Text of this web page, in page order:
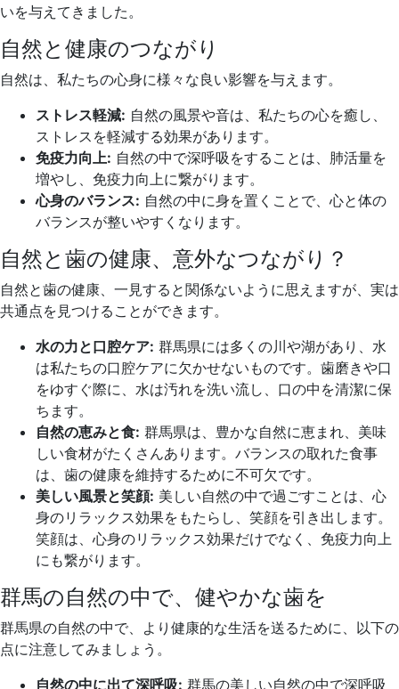
いを与えてきました。
自然と健康のつながり
自然は、私たちの心身に様々な良い影響を与えます。
ストレス軽減: 自然の風景や音は、私たちの心を癒し、
ストレスを軽減する効果があります。
免疫力向上: 自然の中で深呼吸をすることは、肺活量を
増やし、免疫力向上に繋がります。
心身のバランス: 自然の中に身を置くことで、心と体の
バランスが整いやすくなります。
自然と歯の健康、意外なつながり？
自然と歯の健康、一見すると関係ないように思えますが、実は
共通点を見つけることができます。
水の力と口腔ケア: 群馬県には多くの川や湖があり、水
は私たちの口腔ケアに欠かせないものです。歯磨きや口
をゆすぐ際に、水は汚れを洗い流し、口の中を清潔に保
ちます。
自然の恵みと食: 群馬県は、豊かな自然に恵まれ、美味
しい食材がたくさんあります。バランスの取れた食事
は、歯の健康を維持するために不可欠です。
美しい風景と笑顔: 美しい自然の中で過ごすことは、心
身のリラックス効果をもたらし、笑顔を引き出します。
笑顔は、心身のリラックス効果だけでなく、免疫力向上
にも繋がります。
群馬の自然の中で、健やかな歯を
群馬県の自然の中で、より健康的な生活を送るために、以下の
点に注意してみましょう。
自然の中に出て深呼吸: 群馬の美しい自然の中で深呼吸